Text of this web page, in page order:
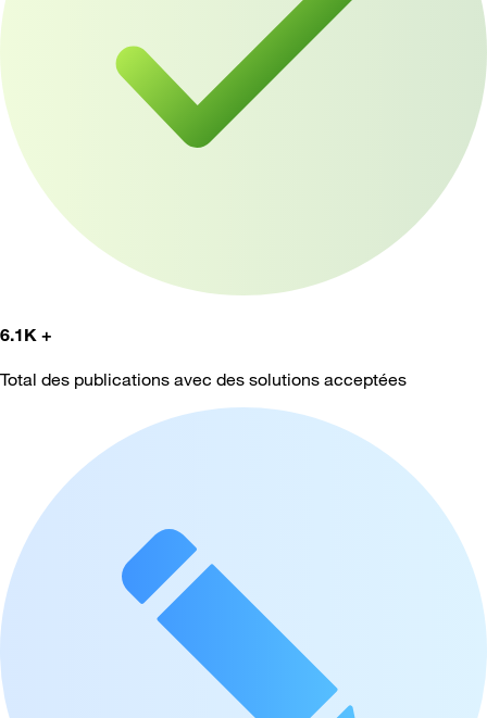
6.1K +
Total des publications avec des solutions acceptées